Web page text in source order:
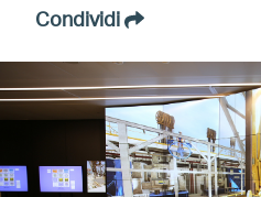
Condividi